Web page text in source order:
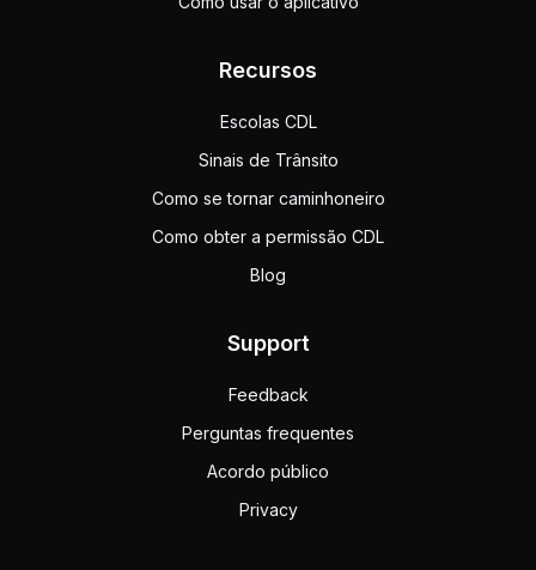
Recursos
Escolas CDL
Sinais de Trânsito
Como se tornar caminhoneiro
Como obter a permissão CDL
Blog
Support
Feedback
Perguntas frequentes
Acordo público
Privacy